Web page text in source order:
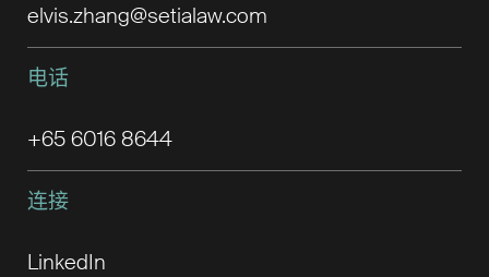
elvis.zhang@setialaw.com
电话
+65 6016 8644
连接
LinkedIn